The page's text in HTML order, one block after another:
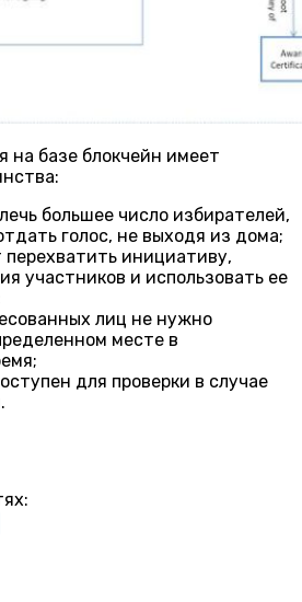
на базе блокчейн имеет
большее число избирателей,
голос, не выходя из дома;
инициативу,
участников и использовать ее
лиц не нужно
месте в
для проверки в случае